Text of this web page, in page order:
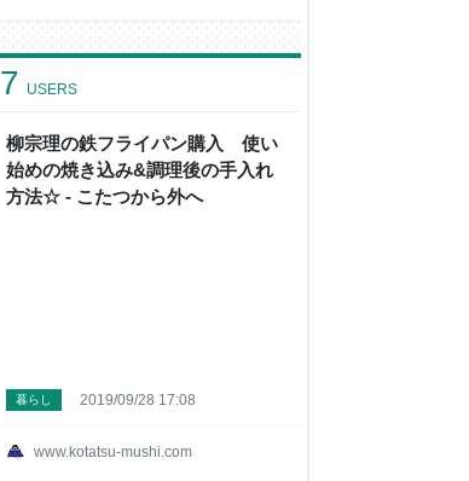
柳宗理の鉄フライパン購入 使い
始めの焼き込み&調理後の手入れ
方法☆ - こたつから外へ
7 USERS
www.kotatsu-mushi.com
暮らし 2019/09/28 17:08